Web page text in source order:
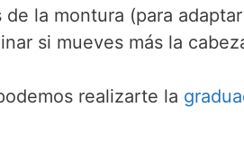
la montura (para
si mueves más la
realizarte la